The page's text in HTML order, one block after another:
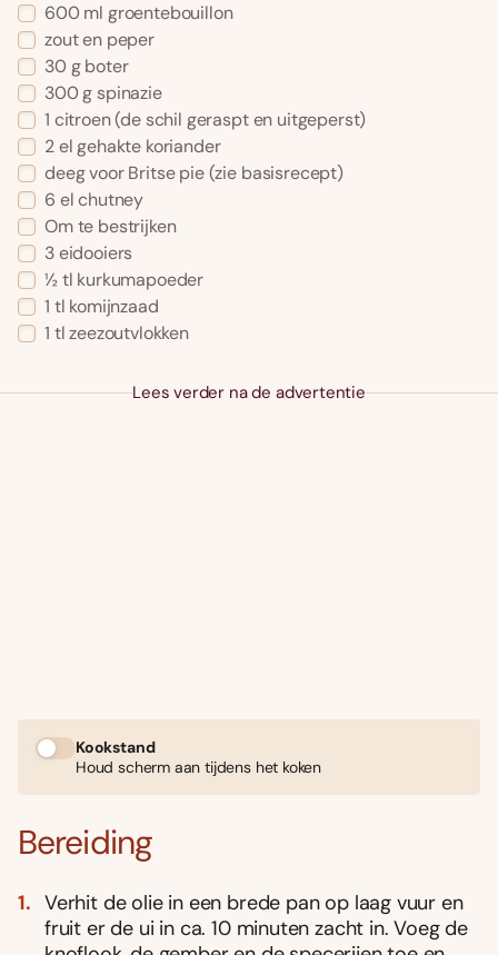
600 ml groentebouillon
zout en peper
30 g boter
300 g spinazie
1 citroen (de schil geraspt en uitgeperst)
2 el gehakte koriander
deeg voor Britse pie (zie basisrecept)
6 el chutney
Om te bestrijken
3 eidooiers
½ tl kurkumapoeder
1 tl komijnzaad
1 tl zeezoutvlokken
Lees verder na de advertentie
Kookstand
Houd scherm aan tijdens het koken
Bereiding
Verhit de olie in een brede pan op laag vuur en
fruit er de ui in ca. 10 minuten zacht in. Voeg de